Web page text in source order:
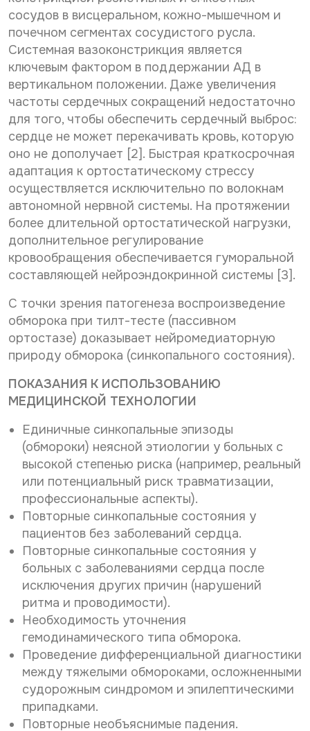
сосудов в висцеральном, кожно-мышечном и
почечном сегментах сосудистого русла.
Системная вазоконстрикция является
ключевым фактором в поддержании АД в
вертикальном положении. Даже увеличения
частоты сердечных сокращений недостаточно
для того, чтобы обеспечить сердечный выброс:
сердце не может перекачивать кровь, которую
оно не дополучает [2]. Быстрая краткосрочная
адаптация к ортостатическому стрессу
осуществляется исключительно по волокнам
автономной нервной системы. На протяжении
более длительной ортостатической нагрузки,
дополнительное регулирование
кровообращения обеспечивается гуморальной
составляющей нейроэндокринной системы [3].
С точки зрения патогенеза воспроизведение
обморока при тилт-тесте (пассивном
ортостазе) доказывает нейромедиаторную
природу обморока (синкопального состояния).
ПОКАЗАНИЯ К ИСПОЛЬЗОВАНИЮ
МЕДИЦИНСКОЙ ТЕХНОЛОГИИ
Единичные синкопальные эпизоды
(обмороки) неясной этиологии у больных с
высокой степенью риска (например, реальный
или потенциальный риск травматизации,
профессиональные аспекты).
Повторные синкопальные состояния у
пациентов без заболеваний сердца.
Повторные синкопальные состояния у
больных с заболеваниями сердца после
исключения других причин (нарушений
ритма и проводимости).
Необходимость уточнения
гемодинамического типа обморока.
Проведение дифференциальной диагностики
между тяжелыми обмороками, осложненными
судорожным синдромом и эпилептическими
припадками.
Повторные необъяснимые падения.